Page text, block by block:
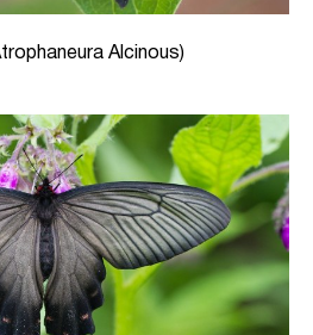
Alcinous)